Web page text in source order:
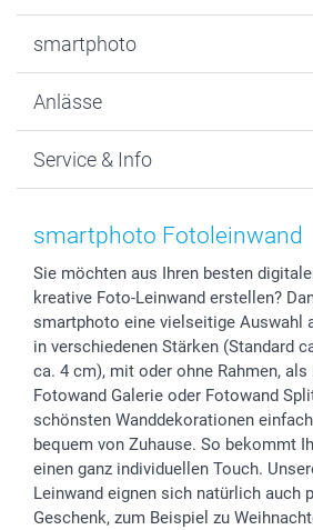
Fotogeschenke
MyNameBook
Fotoabzüge, Fotos als Buch & Poster
Zubehör & Material
Foto-Kalender & Agenden
Sticker & Etiketten
Geschenk-Gutscheine (PDF)
smartphoto
Warum smartphoto
Datenschutz
Impressum
Presse
Partnerprogramme
Investor Relations
B2B smartbusiness
Widerrufsrecht
Anlässe
Neujahr
Muttertag
Kommunion & Konfirmation
Hochzeit
Geburtstag
Geburt
Zu allen Anlässen
Service & Info
Anmelden /Registrieren
Preise und Versandkosten
Lieferfristen
72h Lieferung
Zahlungsmöglichkeiten
Sitemap
Status der Bestellung
smartfriends
smartgarantie
smartbonus
smartphoto Fotoleinwand
Sie möchten aus Ihren besten
kreative Foto-Leinwand erstellen?
smartphoto eine vielseitige Auswahl
in verschiedenen Stärken (Standard
ca. 4 cm), mit oder ohne Rahmen, als
Fotowand Galerie oder Fotowand
schönsten Wanddekorationen
bequem von Zuhause. So bekommt
einen ganz individuellen Touch.
Leinwand eignen sich natürlich auch
Geschenk, zum Beispiel zu